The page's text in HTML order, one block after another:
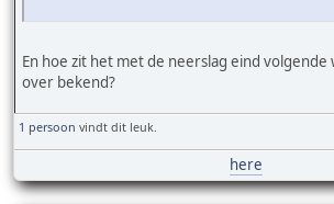
En hoe zit het met de neerslag eind volgende
over bekend?
1 persoon vindt dit leuk.
here